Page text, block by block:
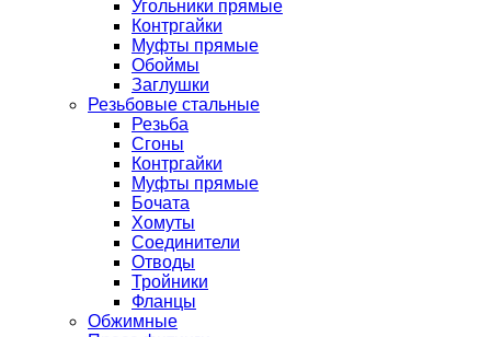
Угольники прямые
Контргайки
Муфты прямые
Обоймы
Заглушки
Резьбовые стальные
Резьба
Сгоны
Контргайки
Муфты прямые
Бочата
Хомуты
Соединители
Отводы
Тройники
Фланцы
Обжимные